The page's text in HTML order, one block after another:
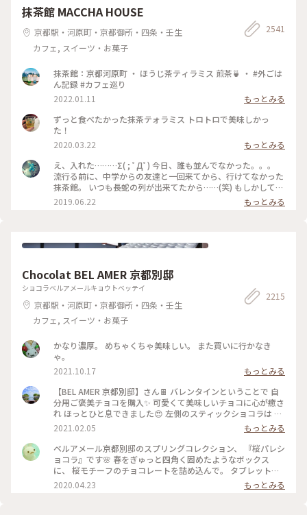
れた落ち着いた店内は 天井の梁や調度品もシックで美しく 昭
和の香りが漂っていますが、 お客さんは若い観光客の方が多
かったです。 お席もすごく近いのですが、 コーナーだったの
で ひっそりと自分の時間を過ごせました✨ ゆるり京都の街歩
きを楽しむことが できた素敵な1日でした。 ・ ・ #私のことり
茶ソワレ #純喫茶 #喫茶店 #ゼリーポンチ #ひんやりスイーツ #
京都スイーツ #京都カフェ #レトロ #レトロ喫茶 #昭和レトロ #
四条河原町 #京都 #ことりっぷ京都 #ことりっぷ三都巡りの旅
抹茶館 MACCHA HOUSE
京都駅・河原町・京都御所・四条・壬生
カフェ, スイーツ・お菓子
2541
抹茶館：京都河原町 ・ ほうじ茶ティラミス 煎茶🍵 ・ #外ごは
ん記録 #カフェ巡り
2022.01.11
もっとみる
ずっと食べたかった抹茶テォラミス トロトロで美味しかっ
た！
2020.03.22
もっとみる
え、入れた………Σ( ; ﾟДﾟ) 今日、誰も並んでなかった。。。
流行る前に、中学からの友達と一回来てから、行けてなかった
抹茶館。 いつも長蛇の列が出来てたから……(笑) もしかして、
別の所に新しい店舗が出来たのかな？ ……と、思ってたのです
が、店の外に出たら列が出来てましたΣ( ; ﾟДﾟ)運が良かっ
るのかな……？？ほうじ茶だけだと、あんな粉っぽくないと思
2019.06.22 もっとみる
Chocolat BEL AMER 京都別邸
ショコラベルアメールキョウトベッテイ
京都駅・河原町・京都御所・四条・壬生
カフェ, スイーツ・お菓子
2215
かなり濃厚。 めちゃくちゃ美味しい。 また買いに行かなき
ゃ。
2021.10.17
もっとみる
【BEL AMER 京都別邸】さん🍫 バレンタインということで 自
分用ご褒美チョコを購入✨ 可愛くて美味しいチョコに心が癒さ
れ ほっとひと息できました😍 左側のスティックショコラは キ
ャラメルやルビーチョコ、 右側はお酒入りチョコや 京都産の
抹茶や宮崎県産日向夏 愛媛県産ほうじ茶など チョコと一言で
言っても たくさんの味を楽しめる✨ パッケージやデザインも
とても可愛いので ご褒美チョコでもプレゼント用でも どちら
にもおすすめの詰め合わせです♡ #ほっとひと息 #バレンタイ
2021.02.05
もっとみる
ベルアメール京都別邸のスプリングコレクション、 『桜パレシ
ョコラ』です🌸 春をぎゅっと四角く固めたようなボックス
に、 桜モチーフのチョコレートを詰め込んで。 タブレットも
良いですが、丸いかたちは 丸窓から桜を覗くような和を感じ
ます。 右から ・桜ブラン・桜ノワール・桜ルビー・桜ミル
2020.04.23 もっとみる